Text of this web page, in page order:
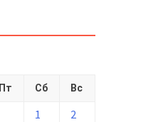
Пт Сб Вс
1
2